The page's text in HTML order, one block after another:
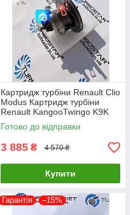
Картридж турбіни Renault Clio
Modus Картридж турбіни
Renault KangooTwingo K9K
1.5D 54359700011
54359700012
Готово до відправки
3 885 ₴ 4 570 ₴
Купити
Гарантія –15%